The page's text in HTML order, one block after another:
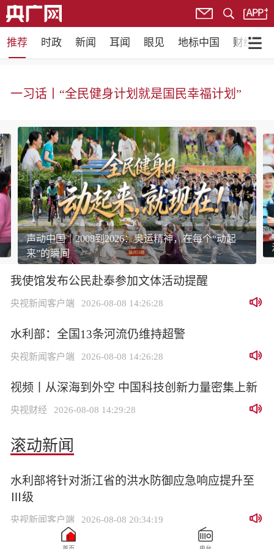
推荐 时政 新闻 耳闻 眼见 地标中国 财经
乐享全民健身 共筑健康中国
一习话丨“全民健身计划就是国民幸福计划”
声动中国｜2008到2026：奥运精神，在每个“动起
来”的瞬间
我使馆发布公民赴泰参加文体活动提醒
央视新闻客户端 2026-08-08 14:26:28
水利部：全国13条河流仍维持超警
央视新闻客户端 2026-08-08 14:26:28
视频丨从深海到外空 中国科技创新力量密集上新
央视财经 2026-08-08 14:29:28
滚动新闻
水利部将针对浙江省的洪水防御应急响应提升至
Ⅲ级
央视新闻客户端 2026-08-08 20:34:19